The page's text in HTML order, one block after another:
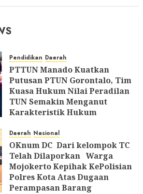
Pendidikan Daerah
PTTUN Manado Kuatkan
Putusan PTUN Gorontalo, Tim
Kuasa Hukum Nilai Peradilan
TUN Semakin Menganut
Karakteristik Hukum
5 AGUSTUS 2026
Daerah Nasional
OKnum DC Dari kelompok TC
Telah Dilaporkan Warga
Mojokerto Kepihak KePolisian
Polres Kota Atas Dugaan
Perampasan Barang